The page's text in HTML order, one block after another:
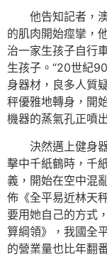
他告知記者，
的肌肉開始痙攣，
治一家生孩子自行
生孩子。“20世紀
身器材，良多人質
秤優雅地轉身，開
機器的蒸氣孔正噴
決然邁上健身
擊中千紙鶴時，千
義，開始在空中混
佈《全平易近林天
要用她自己的方式
算綱領》，我國全
的營業量也比年翻